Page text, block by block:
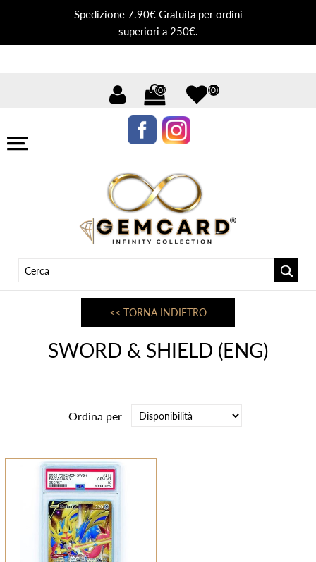
Spedizione 7.90€ Gratuita per ordini
superiori a 250€.
(0) (0)
<< TORNA INDIETRO
SWORD & SHIELD (ENG)
Ordina per